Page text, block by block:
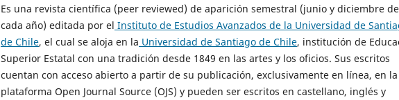
Es una revista científica (peer reviewed) de aparición semestral (junio y diciembre de
cada año) editada por el Instituto de Estudios Avanzados de la Universidad de
de Chile, el cual se aloja en la Universidad de Santiago de Chile, institución de
Superior Estatal con una tradición desde 1849 en las artes y los oficios. Sus escritos
cuentan con acceso abierto a partir de su publicación, exclusivamente en línea, en la
plataforma Open Journal Source (OJS) y pueden ser escritos en castellano, inglés y